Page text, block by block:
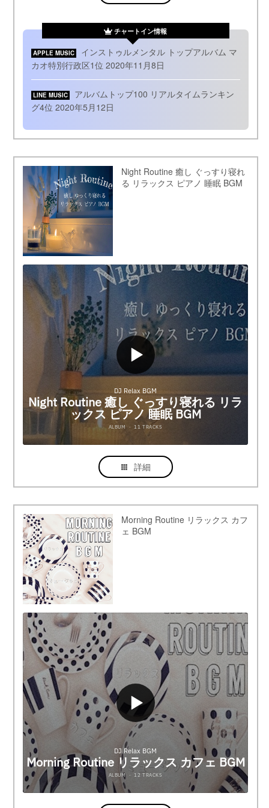
チャートイン情報
APPLE MUSIC
インストゥルメンタル トップアルバム マ
カオ特別行政区1位 2020年11月8日
LINE MUSIC
アルバムトップ100 リアルタイムランキン
グ4位 2020年5月12日
Night Routine 癒し ぐっすり寝れ
る リラックス ピアノ 睡眠 BGM
詳細
Morning Routine リラックス カフ
ェ BGM